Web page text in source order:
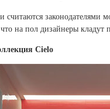
считаются законодателями
на пол дизайнеры кладут
Cielo